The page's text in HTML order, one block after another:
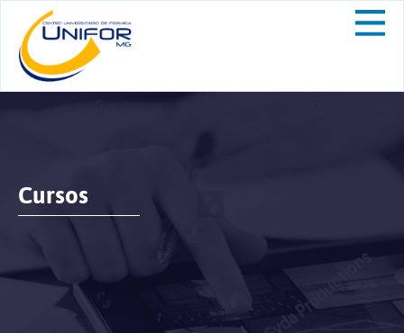
Cursos